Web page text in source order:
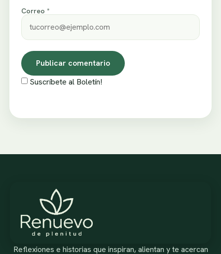
Correo *
Suscríbete al Boletín!
Reflexiones e historias que inspiran, alientan y te acercan